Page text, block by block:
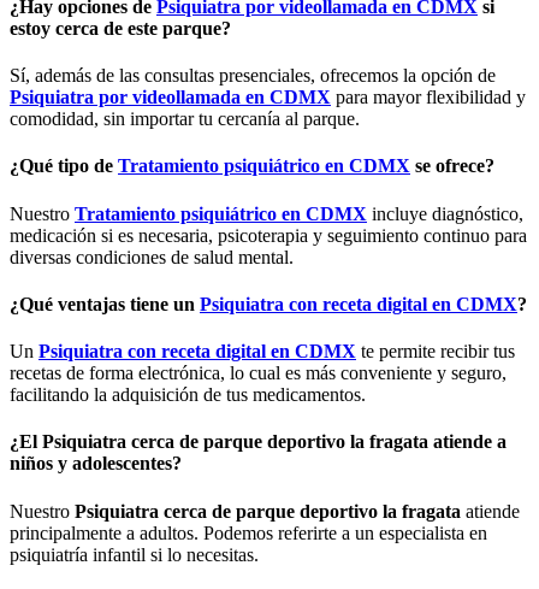
¿Hay opciones de Psiquiatra por videollamada en CDMX si
estoy cerca de este parque?
Sí, además de las consultas presenciales, ofrecemos la opción de
Psiquiatra por videollamada en CDMX para mayor flexibilidad y
comodidad, sin importar tu cercanía al parque.
¿Qué tipo de Tratamiento psiquiátrico en CDMX se ofrece?
Nuestro Tratamiento psiquiátrico en CDMX incluye diagnóstico,
medicación si es necesaria, psicoterapia y seguimiento continuo para
diversas condiciones de salud mental.
¿Qué ventajas tiene un Psiquiatra con receta digital en CDMX?
Un Psiquiatra con receta digital en CDMX te permite recibir tus
recetas de forma electrónica, lo cual es más conveniente y seguro,
facilitando la adquisición de tus medicamentos.
¿El Psiquiatra cerca de parque deportivo la fragata atiende a
niños y adolescentes?
Nuestro Psiquiatra cerca de parque deportivo la fragata atiende
principalmente a adultos. Podemos referirte a un especialista en
psiquiatría infantil si lo necesitas.